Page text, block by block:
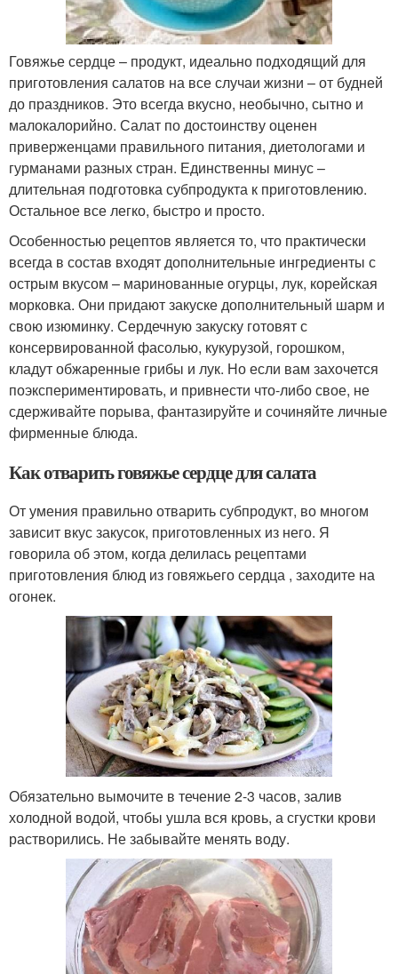
Говяжье сердце – продукт, идеально подходящий для
приготовления салатов на все случаи жизни – от будней
до праздников. Это всегда вкусно, необычно, сытно и
малокалорийно. Салат по достоинству оценен
приверженцами правильного питания, диетологами и
гурманами разных стран. Единственны минус –
длительная подготовка субпродукта к приготовлению.
Остальное все легко, быстро и просто.
Особенностью рецептов является то, что практически
всегда в состав входят дополнительные ингредиенты с
острым вкусом – маринованные огурцы, лук, корейская
морковка. Они придают закуске дополнительный шарм и
свою изюминку. Сердечную закуску готовят с
консервированной фасолью, кукурузой, горошком,
кладут обжаренные грибы и лук. Но если вам захочется
поэкспериментировать, и привнести что-либо свое, не
сдерживайте порыва, фантазируйте и сочиняйте личные
фирменные блюда.
Как отварить говяжье сердце для салата
От умения правильно отварить субпродукт, во многом
зависит вкус закусок, приготовленных из него. Я
говорила об этом, когда делилась рецептами
приготовления блюд из говяжьего сердца , заходите на
огонек.
Обязательно вымочите в течение 2-3 часов, залив
холодной водой, чтобы ушла вся кровь, а сгустки крови
растворились. Не забывайте менять воду.